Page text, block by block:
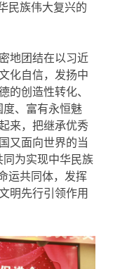
民族伟大复兴的
地团结在以习近
化自信，发扬中
的创造性转化、
度、富有永恒魅
来，把继承优秀
又面向世界的当
同为实现中华民族
运共同体，发挥
明先行引领作用